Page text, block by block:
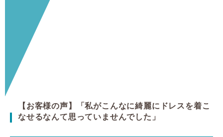
【お客様の声】「私がこんなに綺麗にドレスを着こ
なせるなんて思っていませんでした」